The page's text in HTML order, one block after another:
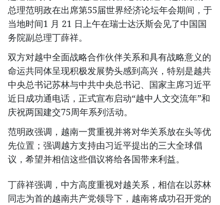
总理范明政在出席第55届世界经济论坛年会期间，于
当地时间1 月 21 日上午在瑞士达沃斯会见了中国国
务院副总理丁薛祥。
双方对越中全面战略合作伙伴关系和具有战略意义的
命运共同体呈现积极发展势头感到高兴，特别是越共
中央总书记苏林与中共中央总书记、国家主席习近平
近日成功通电话，正式宣布启动“越中人文交流年”和
庆祝两国建交75周年系列活动。
范明政强调，越南一贯重视并将对华关系放在头等优
先位置；强调越方支持由习近平提出的三大全球倡
议，希望并相信这些倡议将给各国带来利益。
丁薛祥强调，中方高度重视对越关系，相信在以苏林
同志为首的越南共产党领导下，越南将成功召开党的